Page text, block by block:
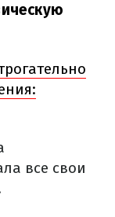
все свои